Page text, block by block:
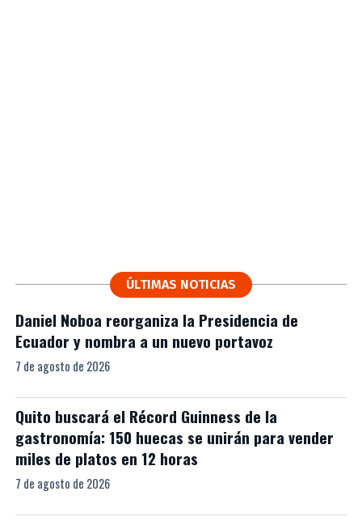
ÚLTIMAS NOTICIAS
Daniel Noboa reorganiza la Presidencia de
Ecuador y nombra a un nuevo portavoz
7 de agosto de 2026
Quito buscará el Récord Guinness de la
gastronomía: 150 huecas se unirán para vender
miles de platos en 12 horas
7 de agosto de 2026